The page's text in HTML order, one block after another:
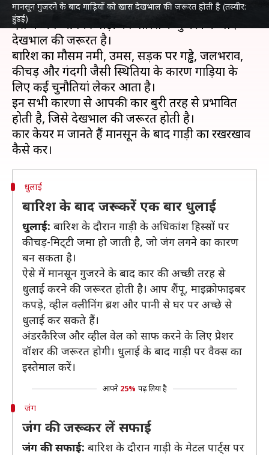
मानसून गुजरने के बाद गाड़ियों को खास देखभाल की जरूरत होती है (तस्वीर:
हुंडई)
देशभर के अधिकांश इलाकों सेमानसूनविदा ले चुका है।
ऐसे में अब आपकी गाड़ी को बारिश के गुजरने के बाद
देखभाल की जरूरत है।
बारिश का मौसम नमी, उमस, सड़क पर गड्ढे, जलभराव,
कीचड़ और गंदगी जैसी स्थितियों के कारण गाड़ियों के
लिए कई चुनौतियां लेकर आता है।
इन सभी कारणों से आपकी कार बुरी तरह से प्रभावित
होती है, जिसे देखभाल की जरूरत होती है।
कार केयर में जानते हैं मानसून के बाद गाड़ी का रखरखाव
धुलाई
बारिश के बाद जरूर करें एक बार धुलाई
धुलाई: बारिश के दौरान गाड़ी के अधिकांश हिस्सों पर
कीचड़-मिट्‌टी जमा हो जाती है, जो जंग लगने का कारण
बन सकता है।
ऐसे में मानसून गुजरने के बाद कार की अच्छी तरह से
धुलाई करने की जरूरत होती है। आप शैंपू, माइक्रोफाइबर
कपड़े, व्हील क्लीनिंग ब्रश और पानी से घर पर अच्छे से
धुलाई कर सकते हैं।
अंडरकैरिज और व्हील वेल को साफ करने के लिए प्रेशर
वॉशर की जरूरत होगी। धुलाई के बाद गाड़ी पर वैक्स का
इस्तेमाल करें।
आपने 25% पढ़ लिया है
जंग
जंग की जरूर कर लें सफाई
जंग की सफाई: बारिश के दौरान गाड़ी के मेटल पार्ट्स पर